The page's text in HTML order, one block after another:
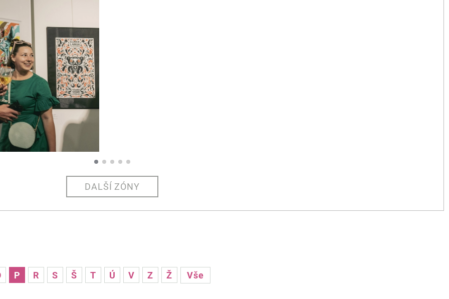
DALŠÍ ZÓNY
P R S Š T Ú V Z Ž Vše